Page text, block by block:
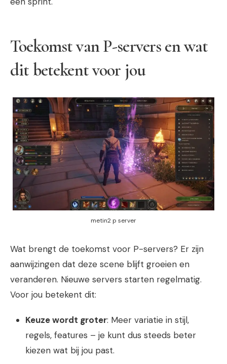
Toekomst van P-servers en wat
dit betekent voor jou
metin2 p server
Wat brengt de toekomst voor P-servers? Er zijn
aanwijzingen dat deze scene blijft groeien en
veranderen. Nieuwe servers starten regelmatig.
Voor jou betekent dit:
Keuze wordt groter: Meer variatie in stijl,
regels, features – je kunt dus steeds beter
kiezen wat bij jou past.